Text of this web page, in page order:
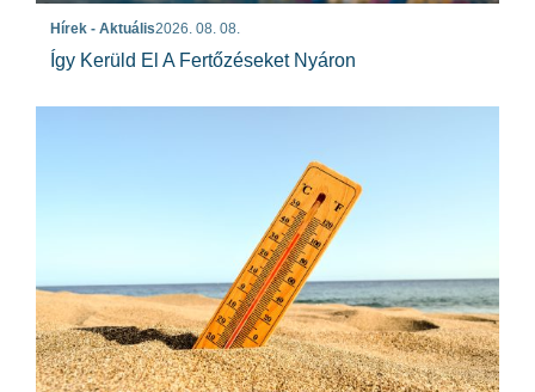
Hírek - Aktuális2026. 08. 08.
Így Kerüld El A Fertőzéseket Nyáron